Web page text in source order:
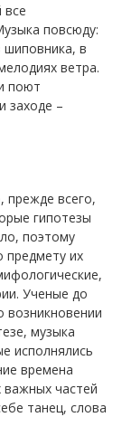
повсюду:
в
ветра.
поют
заходе –
прежде всего,
гипотезы
поэтому
предмету их
Ученые до
возникновении
музыка
исполнялись
времена
важных частей
танец, слова